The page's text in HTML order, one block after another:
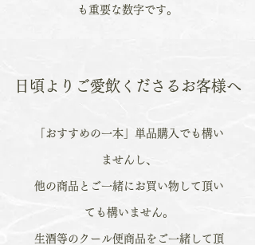
も重要な数字です。
日頃よりご愛飲くださるお客様へ
「おすすめの一本」単品購入でも構い
ませんし、
他の商品とご一緒にお買い物して頂い
ても構いません。
生酒等のクール便商品をご一緒して頂